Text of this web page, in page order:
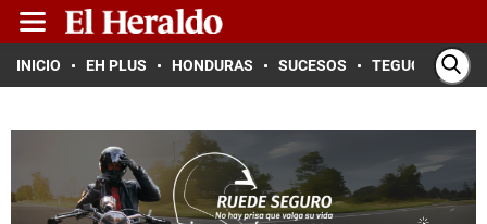
INICIO EH PLUS HONDURAS SUCESOS TEGUCIGALPA